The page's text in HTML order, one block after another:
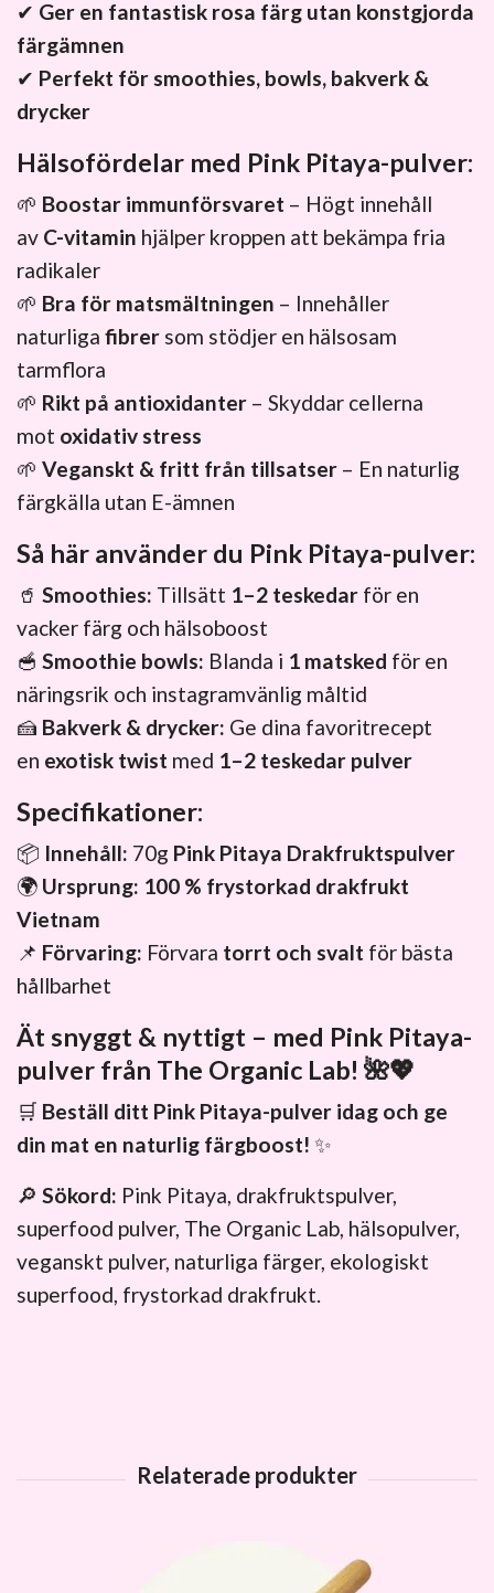
✔ Ger en fantastisk rosa färg utan konstgjorda
färgämnen
✔ Perfekt för smoothies, bowls, bakverk &
drycker
Hälsofördelar med Pink Pitaya-pulver:
🌱 Boostar immunförsvaret – Högt innehåll
av C-vitamin hjälper kroppen att bekämpa fria
radikaler
🌱 Bra för matsmältningen – Innehåller
naturliga fibrer som stödjer en hälsosam
tarmflora
🌱 Rikt på antioxidanter – Skyddar cellerna
mot oxidativ stress
🌱 Veganskt & fritt från tillsatser – En naturlig
färgkälla utan E-ämnen
Så här använder du Pink Pitaya-pulver:
🥤 Smoothies: Tillsätt 1–2 teskedar för en
vacker färg och hälsoboost
🥣 Smoothie bowls: Blanda i 1 matsked för en
näringsrik och instagramvänlig måltid
🍰 Bakverk & drycker: Ge dina favoritrecept
en exotisk twist med 1–2 teskedar pulver
Specifikationer:
📦 Innehåll: 70g Pink Pitaya Drakfruktspulver
🌍 Ursprung: 100 % frystorkad drakfrukt
Vietnam
📌 Förvaring: Förvara torrt och svalt för bästa
hållbarhet
Ät snyggt & nyttigt – med Pink Pitaya-
pulver från The Organic Lab! 🌺💖
🛒 Beställ ditt Pink Pitaya-pulver idag och ge
din mat en naturlig färgboost! ✨
🔎 Sökord: Pink Pitaya, drakfruktspulver,
superfood pulver, The Organic Lab, hälsopulver,
veganskt pulver, naturliga färger, ekologiskt
superfood, frystorkad drakfrukt.